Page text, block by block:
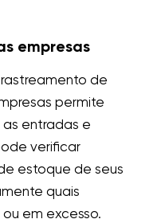
empresas
de
permite
entradas e
verificar
estoque de seus
quais
em excesso.